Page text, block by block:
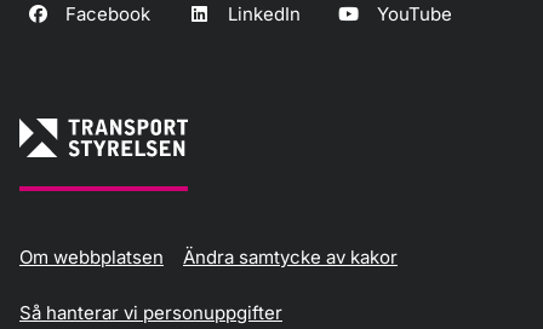
Facebook LinkedIn YouTube
Om webbplatsen Ändra samtycke av kakor
Så hanterar vi personuppgifter